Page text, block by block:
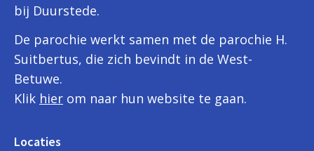
bij Duurstede.
De parochie werkt samen met de parochie H.
Suitbertus, die zich bevindt in de West-
Betuwe.
Klik hier om naar hun website te gaan.
Locaties